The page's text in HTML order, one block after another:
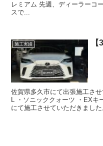
レミアム 先週、ディーラーコ
スで...
施工実績
佐賀県多久市にて出張施工さ
L ・ソニッククォーツ ・EX
にて施工させていただきまし